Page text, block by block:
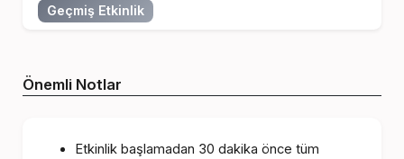
Geçmiş Etkinlik
Önemli Notlar
Etkinlik başlamadan 30 dakika önce tüm